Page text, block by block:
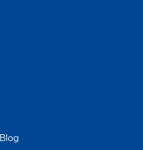
Blog